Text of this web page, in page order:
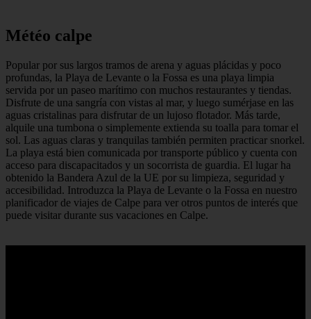
Météo calpe
Popular por sus largos tramos de arena y aguas plácidas y poco
profundas, la Playa de Levante o la Fossa es una playa limpia
servida por un paseo marítimo con muchos restaurantes y tiendas.
Disfrute de una sangría con vistas al mar, y luego sumérjase en las
aguas cristalinas para disfrutar de un lujoso flotador. Más tarde,
alquile una tumbona o simplemente extienda su toalla para tomar el
sol. Las aguas claras y tranquilas también permiten practicar snorkel.
La playa está bien comunicada por transporte público y cuenta con
acceso para discapacitados y un socorrista de guardia. El lugar ha
obtenido la Bandera Azul de la UE por su limpieza, seguridad y
accesibilidad. Introduzca la Playa de Levante o la Fossa en nuestro
planificador de viajes de Calpe para ver otros puntos de interés que
puede visitar durante sus vacaciones en Calpe.